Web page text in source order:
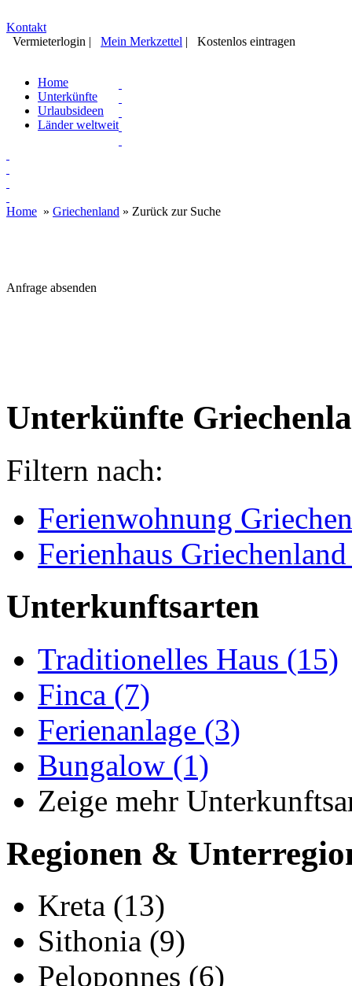
Kontakt
Vermieterlogin | Mein Merkzettel | Kostenlos eintragen
Home
Unterkünfte
Urlaubsideen
Länder weltweit
Home » Griechenland » Zurück zur Suche
Anfrage absenden
Unterkünfte
Filtern nach:
Ferienwohnung
Ferienhaus
Unterkunftsarten
Traditionelles Haus (15)
Finca (7)
Ferienanlage (3)
Bungalow (1)
Zeige mehr
Regionen &
Kreta (13)
Sithonia (9)
Peloponnes (6)